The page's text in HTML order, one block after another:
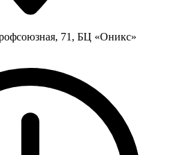
71, БЦ «Оникс»